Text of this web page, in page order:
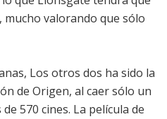
valorando que sólo
Los otros dos ha sido la
de Origen, al caer sólo un
570 cines. La película de